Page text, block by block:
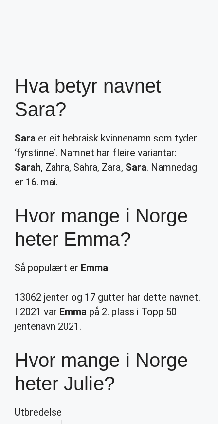
Hva betyr navnet
Sara?
Sara er eit hebraisk kvinnenamn som tyder
‘fyrstinne’. Namnet har fleire variantar:
Sarah, Zahra, Sahra, Zara, Sara. Namnedag
er 16. mai.
Hvor mange i Norge
heter Emma?
Så populært er Emma:
13062 jenter og 17 gutter har dette navnet.
I 2021 var Emma på 2. plass i Topp 50
jentenavn 2021.
Hvor mange i Norge
heter Julie?
Utbredelse